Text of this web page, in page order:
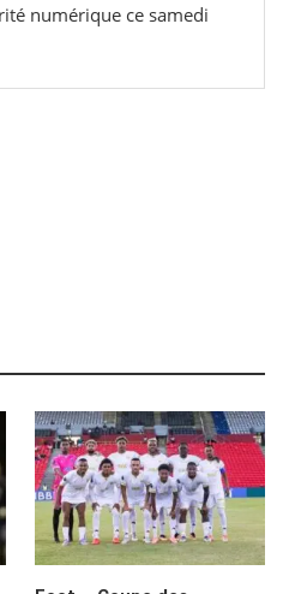
numérique ce samedi